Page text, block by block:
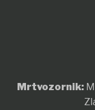
Mrtvozornik: